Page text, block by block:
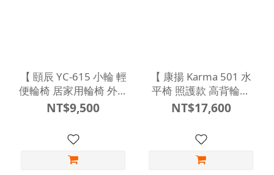
【 頤辰 YC-615 小輪 輕
便輪椅 居家用輪椅 外出
輪椅 】
NT$9,500
【 康揚 Karma 501 水
平椅 照護款 高背輪椅
】
NT$17,600